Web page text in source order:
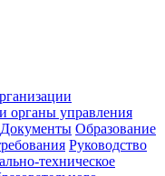
органы управления
Документы Образование
Руководство
техническое